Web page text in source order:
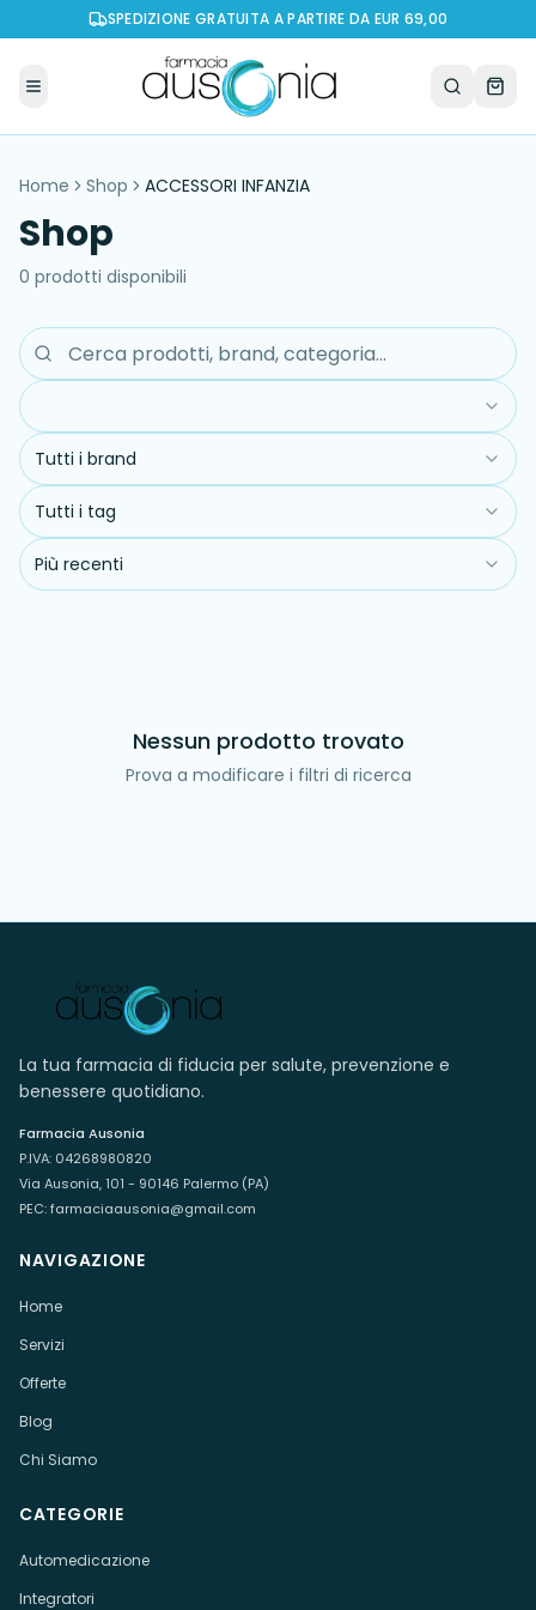
SPEDIZIONE GRATUITA A PARTIRE DA EUR 69,00
Home Shop ACCESSORI INFANZIA
Shop
0 prodotti disponibili
Tutti i brand
Tutti i tag
Più recenti
Nessun prodotto trovato
Prova a modificare i filtri di ricerca
La tua farmacia di fiducia per salute, prevenzione e
benessere quotidiano.
Farmacia Ausonia
P.IVA: 04268980820
Via Ausonia, 101 - 90146 Palermo (PA)
PEC:farmaciaausonia@gmail.com
NAVIGAZIONE
Home
Servizi
Offerte
Blog
Chi Siamo
CATEGORIE
Automedicazione
Integratori